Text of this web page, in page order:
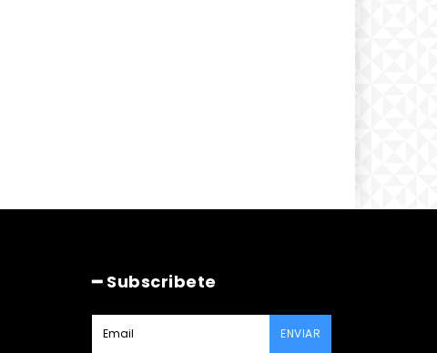
━ Subscribete
ENVIAR